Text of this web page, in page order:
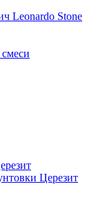
Leonardo Stone
Церезит